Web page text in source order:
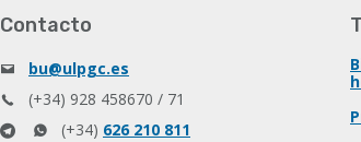
Contacto
bu@ulpgc.es
(+34) 928 458670 / 71
(+34) 626 210 811